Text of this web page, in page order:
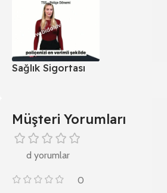
Sağlık Sigortası
Müşteri Yorumları
d yorumlar
0